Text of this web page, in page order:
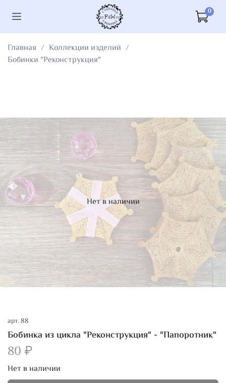
0
Главная
Коллекции изделий
Бобинки "Реконструкция"
Нет в наличии
арт.88
Бобинка из цикла "Реконструкция" - "Папоротник"
80 ₽
Нет в наличии